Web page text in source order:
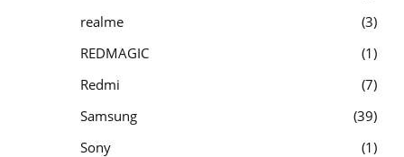
realme
3
REDMAGIC
1
Redmi
7
Samsung
39
Sony
1